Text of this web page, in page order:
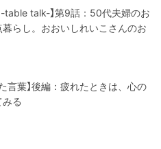
-table talk-】第9話：50代夫婦のお
らし。おおいしれいこさんのお
言葉】後編：疲れたときは、心の
る